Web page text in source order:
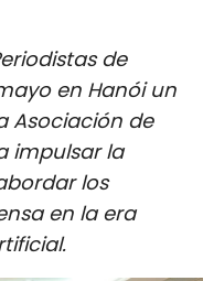
AMBIENTE
de
en Hanói un
Asociación de
impulsar la
los
en la era